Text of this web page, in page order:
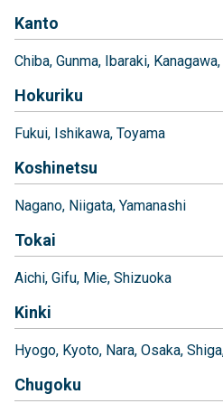
Kanto
Chiba Gunma Ibaraki Kanagawa
Hokuriku
Fukui Ishikawa Toyama
Koshinetsu
Nagano Niigata Yamanashi
Tokai
Aichi Gifu Mie Shizuoka
Kinki
Hyogo Kyoto Nara Osaka Shiga
Chugoku